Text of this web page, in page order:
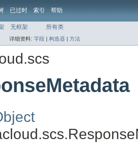
已过时 索引 帮助
无框架 所有类
详细资料: 字段 | 构造器 | 方法